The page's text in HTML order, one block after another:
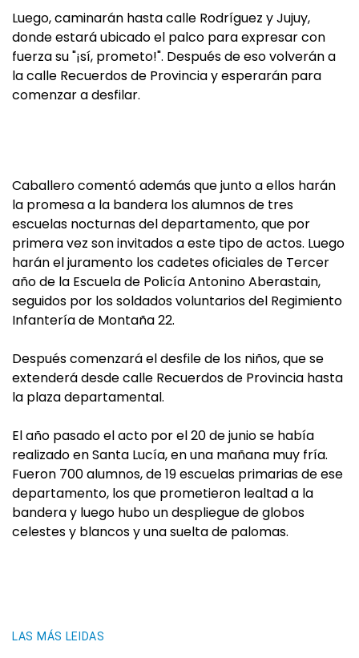
Luego, caminarán hasta calle Rodríguez y Jujuy,
donde estará ubicado el palco para expresar con
fuerza su "¡sí, prometo!". Después de eso volverán a
la calle Recuerdos de Provincia y esperarán para
comenzar a desfilar.
Caballero comentó además que junto a ellos harán
la promesa a la bandera los alumnos de tres
escuelas nocturnas del departamento, que por
primera vez son invitados a este tipo de actos. Luego
harán el juramento los cadetes oficiales de Tercer
año de la Escuela de Policía Antonino Aberastain,
seguidos por los soldados voluntarios del Regimiento
Infantería de Montaña 22.
Después comenzará el desfile de los niños, que se
extenderá desde calle Recuerdos de Provincia hasta
la plaza departamental.
El año pasado el acto por el 20 de junio se había
realizado en Santa Lucía, en una mañana muy fría.
Fueron 700 alumnos, de 19 escuelas primarias de ese
departamento, los que prometieron lealtad a la
bandera y luego hubo un despliegue de globos
celestes y blancos y una suelta de palomas.
LAS MÁS LEIDAS